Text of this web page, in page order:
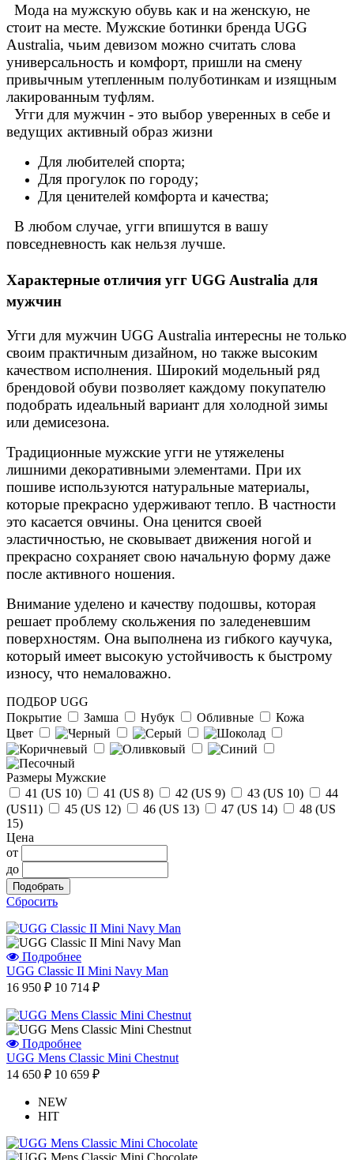
Мода на мужскую обувь как и на женскую, не
стоит на месте. Мужские ботинки бренда UGG
Australia, чьим девизом можно считать слова
универсальность и комфорт, пришли на смену
привычным утепленным полуботинкам и изящным
лакированным туфлям.
Угги для мужчин - это выбор уверенных в себе и
ведущих активный образ жизни
Для любителей спорта;
Для прогулок по городу;
Для ценителей комфорта и качества;
В любом случае, угги впишутся в вашу
повседневность как нельзя лучше.
Характерные отличия угг UGG Australia для
мужчин
Угги для мужчин UGG Australia интересны не только
своим практичным дизайном, но также высоким
качеством исполнения. Широкий модельный ряд
брендовой обуви позволяет каждому покупателю
подобрать идеальный вариант для холодной зимы
или демисезона.
Традиционные мужские угги не утяжелены
лишними декоративными элементами. При их
пошиве используются натуральные материалы,
которые прекрасно удерживают тепло. В частности
это касается овчины. Она ценится своей
эластичностью, не сковывает движения ногой и
прекрасно сохраняет свою начальную форму даже
после активного ношения.
Внимание уделено и качеству подошвы, которая
решает проблему скольжения по заледеневшим
поверхностям. Она выполнена из гибкого каучука,
который имеет высокую устойчивость к быстрому
износу, что немаловажно.
ПОДБОР UGG
Покрытие
Замша Нубук Обливные
Кожа
Цвет
Размеры Мужские
41 (US 10)
41 (US 8) 42 (US 9) 43 (US 10)
44
(US11)
45 (US 12) 46 (US 13) 47 (US 14)
48 (US
15)
Цена
от
до
Сбросить
Подробнее
UGG Classic II Mini Navy Man
16 950 ₽ 10 714 ₽
Подробнее
UGG Mens Classic Mini Chestnut
14 650 ₽ 10 659 ₽
NEW
HIT